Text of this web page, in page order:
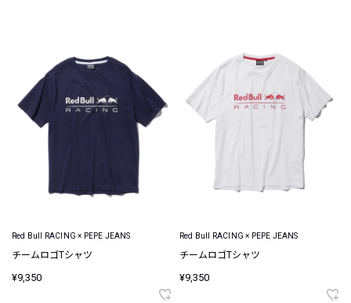
Red Bull RACING × PEPE JEANS
チームロゴTシャツ
¥9,350
Red Bull RACING × PEPE JEANS
チームロゴTシャツ
¥9,350